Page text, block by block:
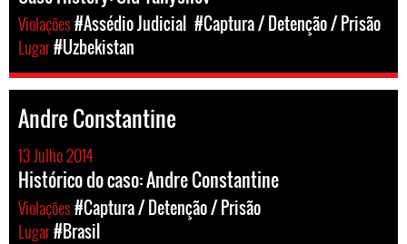
Violações#Assédio Judicial #Captura / Detenção / Prisão
Lugar#Uzbekistan
Andre Constantine
13 Julho 2014
Histórico do caso: Andre Constantine
Violações#Captura / Detenção / Prisão
Lugar#Brasil